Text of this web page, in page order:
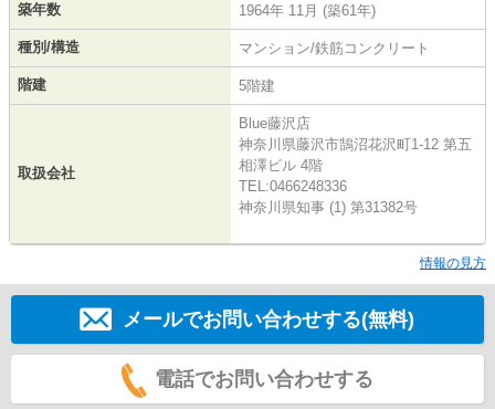
築年数 1964年 11月 (築61年)
種別/構造 マンション/鉄筋コンクリート
階建 5階建
取扱会社
Blue藤沢店
神奈川県藤沢市鵠沼花沢町1-12 第五
相澤ビル 4階
TEL:0466248336
神奈川県知事 (1) 第31382号
情報の見方
メールでお問い合わせする(無料)
電話でお問い合わせする